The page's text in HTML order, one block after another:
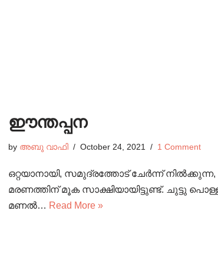
ഈന്തപ്പന
by അബു വാഫി October 24, 2021 1 Comment
ഒറ്റയാനായി, സമുദ്രത്തോട് ചേർന്ന്
മരണത്തിന് മൂക സാക്ഷിയായിട്ടുണ്ട്. ചുട്ടു
മണൽ… Read More »